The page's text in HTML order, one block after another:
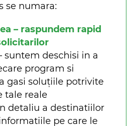
se numara:
– raspundem rapid
suntem deschisi in a
program si
gasi soluțiile potrivite
tale reale
detaliu a destinatiilor
pe care le